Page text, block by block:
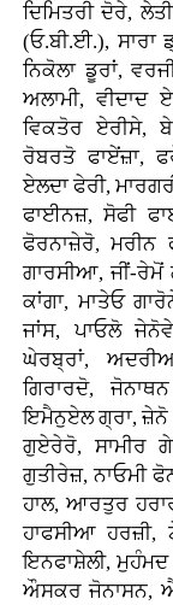
ਦਿਮਿਤਰੀ ਦੋਰੇ,
(ਓ.ਬੀ.ਈ.),
ਨਿਕੋਲਾ ਡੂਰਾਂ,
ਅਲਾਮੀ, ਵੀਦਾਦ
ਵਿਕਤੋਰ ਏਰੀਸੇ,
ਰੋਬਰਤੋ ਫਾਏਂਜ਼ਾ,
ਏਲਦਾ ਫੇਰੀ,
ਫਾਈਨਜ਼, ਸੋਫੀ
ਫੋਰਨਾਜ਼ੇਰੋ, ਮਰੀਨ
ਗਾਰਸੀਆ, ਜੀਂ-ਰੇਮੋਂ
ਕਾਂਗਾ, ਮਾਤੇਓ
ਜਾਂਸ, ਪਾਓਲੋ
ਘੇਰਬ੍ਰਾਂ,
ਗਿਰਾਰਦੋ,
ਇਮੈਨੁਏਲ ਗ੍ਰਾ,
ਗੁਏਰੇਰੋ, ਸਾਮੀਰ
ਗੁਤੀਰੇਜ਼, ਨਾਓਮੀ
ਹਾਲ, ਆਰਤੁਰ
ਹਾਫਸੀਆ ਹਰਜ਼ੀ,
ਇਨਫਾਸ਼ੇਲੀ, ਮੁਹੰਮਦ
ਔਸਕਰ ਜੋਨਾਸਨ,